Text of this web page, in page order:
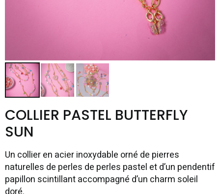
COLLIER PASTEL BUTTERFLY
SUN
Un collier en acier inoxydable orné de pierres
naturelles de perles de perles pastel et d’un pendentif
papillon scintillant accompagné d’un charm soleil